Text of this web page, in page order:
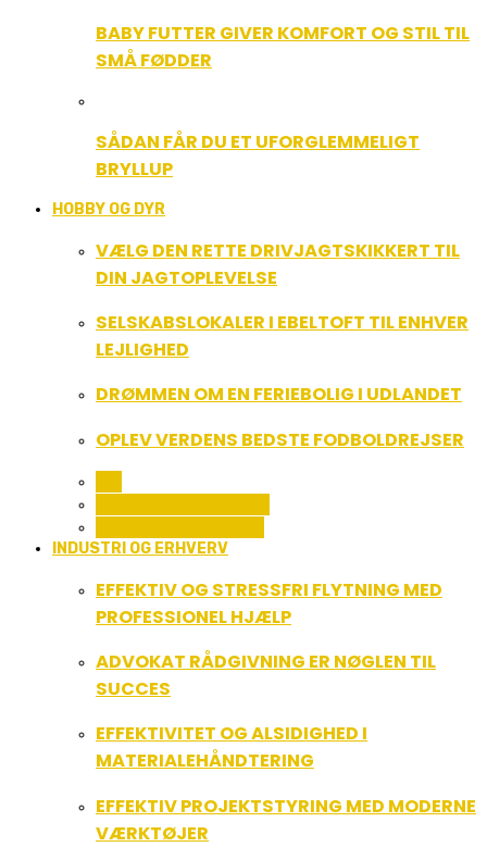
BABY FUTTER GIVER KOMFORT OG STIL TIL
SMÅ FØDDER
SÅDAN FÅR DU ET UFORGLEMMELIGT
BRYLLUP
HOBBY OG DYR
VÆLG DEN RETTE DRIVJAGTSKIKKERT TIL
DIN JAGTOPLEVELSE
SELSKABSLOKALER I EBELTOFT TIL ENHVER
LEJLIGHED
DRØMMEN OM EN FERIEBOLIG I UDLANDET
OPLEV VERDENS BEDSTE FODBOLDREJSER
INDUSTRI OG ERHVERV
EFFEKTIV OG STRESSFRI FLYTNING MED
PROFESSIONEL HJÆLP
ADVOKAT RÅDGIVNING ER NØGLEN TIL
SUCCES
EFFEKTIVITET OG ALSIDIGHED I
MATERIALEHÅNDTERING
EFFEKTIV PROJEKTSTYRING MED MODERNE
VÆRKTØJER